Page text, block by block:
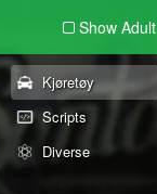
Show Adult
Kjøretøy
Scripts
Diverse